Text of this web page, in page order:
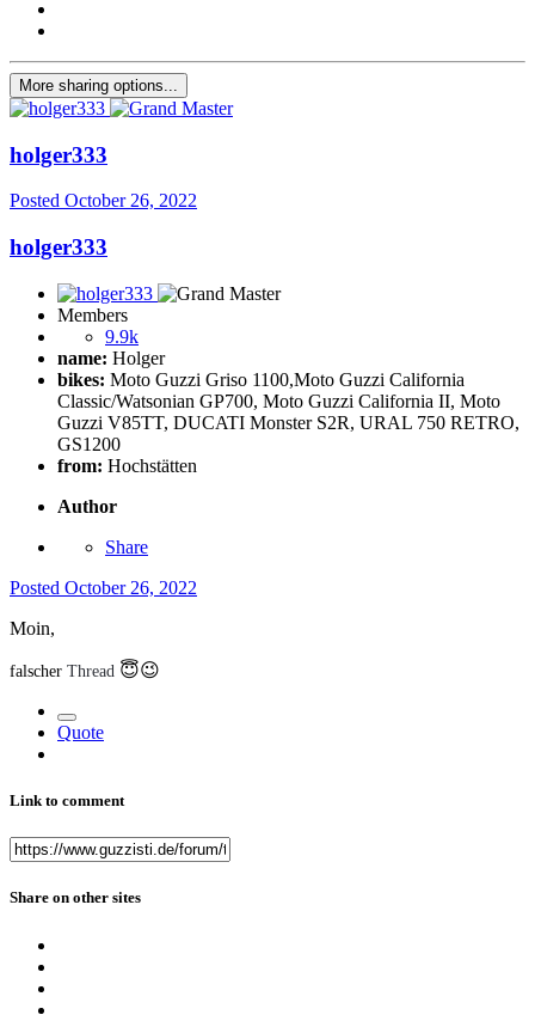
More sharing options...
holger333
Posted October 26, 2022
holger333
Members
9.9k
name: Holger
bikes: Moto Guzzi Griso 1100,Moto Guzzi California
Classic/Watsonian GP700, Moto Guzzi California II, Moto
Guzzi V85TT, DUCATI Monster S2R, URAL 750 RETRO,
GS1200
from: Hochstätten
Author
Share
Posted October 26, 2022
Moin,
falscher Thread 😇😉
Quote
Link to comment
Share on other sites